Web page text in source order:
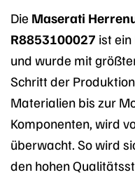
Die Maserati
R8853100027 ist
und wurde mit
Schritt der
Materialien bis zur
Komponenten, wird
überwacht. So wird
den hohen